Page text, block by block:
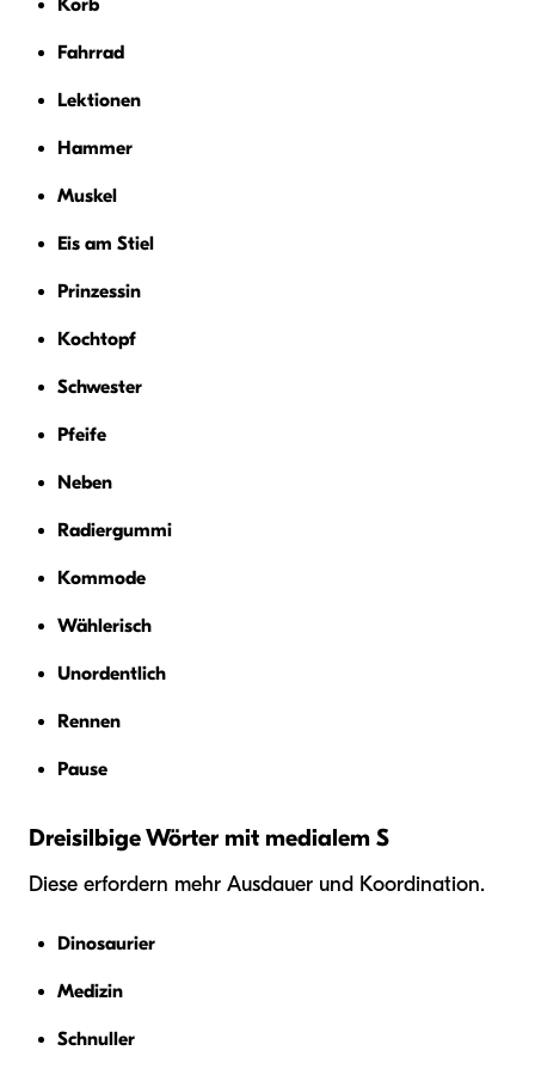
Korb
Fahrrad
Lektionen
Hammer
Muskel
Eis am Stiel
Prinzessin
Kochtopf
Schwester
Pfeife
Neben
Radiergummi
Kommode
Wählerisch
Unordentlich
Rennen
Pause
Dreisilbige Wörter mit medialem S
Diese erfordern mehr Ausdauer und Koordination.
Dinosaurier
Medizin
Schnuller